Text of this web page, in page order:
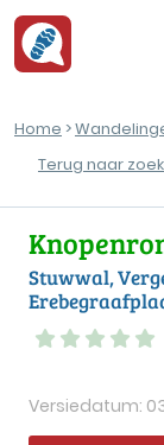
Home >
Terug naar
Stuwwal,
Versiedatum: